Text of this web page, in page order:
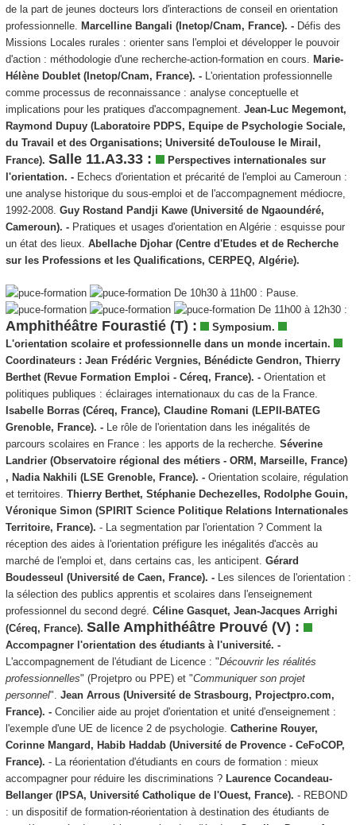
de la part de jeunes docteurs lors d'interactions de conseil en orientation
professionnelle. Marcelline Bangali (Inetop/Cnam, France). -Défis des
Missions Locales rurales : orienter sans l'emploi et développer le pouvoir
d'action : méthodologie d'une recherche-action-formation en cours. Marie-
Hélène Doublet (Inetop/Cnam, France). - L'orientation professionnelle
comme processus de reconnaissance : analyse conceptuelle et
implications pour les pratiques d'accompagnement. Jean-Luc Megemont,
Raymond Dupuy (Laboratoire PDPS, Equipe de Psychologie Sociale,
du Travail et des Organisations; Université deToulouse le Mirail,
France). Salle 11.A3.33 :
Perspectives internationales sur
l'orientation. - Echecs d'orientation et précarité de l'emploi au Cameroun :
une analyse historique du sous-emploi et de l'accompagnement médiocre,
1992-2008. Guy Rostand Pandji Kawe (Université de Ngaoundéré,
Cameroun). - Pratiques et usages d'orientation en Algérie : esquisse pour
un état des lieux. Abellache Djohar (Centre d'Etudes et de Recherche
sur les Professions et les Qualifications, CERPEQ, Algérie).
De 10h30 à 11h00 : Pause.
De 11h00 à 12h30 :
Amphithéâtre Fourastié (T) :
Symposium.
L'orientation scolaire et professionnelle dans un monde incertain.
Coordinateurs : Jean Frédéric Vergnies, Bénédicte Gendron, Thierry
Berthet (Revue Formation Emploi - Céreq, France). - Orientation et
politiques publiques : éclairages internationaux du cas de la France.
Isabelle Borras (Céreq, France), Claudine Romani (LEPII-BATEG
Grenoble, France). -
Le rôle de l'orientation dans les inégalités de
parcours scolaires en France : les apports de la recherche. Séverine
Landrier (Observatoire régional des métiers - ORM, Marseille, France)
, Nadia Nakhili (LSE Grenoble, France). -Orientation scolaire, régulation
et territoires. Thierry Berthet, Stéphanie Dechezelles, Rodolphe Gouin,
Véronique Simon (SPIRIT Science Politique Relations Internationales
Territoire, France). - La segmentation par l'orientation ? Comment la
réception des aides à l'orientation préfigure les inégalités d'accès au
marché de l'emploi et, dans certains cas, les anticipent. Gérard
Boudesseul (Université de Caen, France). -
Les silences de l'orientation :
la sélection des publics apprentis et scolaires dans l'enseignement
professionnel du second degré. Céline Gasquet, Jean-Jacques Arrighi
(Céreq, France). Salle Amphithéâtre Prouvé (V) :
Accompagner l'orientation des étudiants à l'université. -
L'accompagnement de l'étudiant de Licence : "Découvrir les réalités
professionnelles" (Projetpro ou PPE) et "Communiquer son projet
personnel". Jean Arrous (Université de Strasbourg, Projectpro.com,
France). - Concilier aide au projet d'orientation et unité d'enseignement :
l'exemple d'une UE de licence 2 de psychologie. Catherine Rouyer,
Corinne Mangard, Habib Haddab (Université de Provence - CeFoCOP,
France). - La réorientation d'étudiants en cours de formation : mieux
accompagner pour réduire les discriminations ? Laurence Cocandeau-
Bellanger (IPSA, Université Catholique de l'Ouest, France). - REBOND
: un dispositif de formation-réorientation à destination des étudiants de